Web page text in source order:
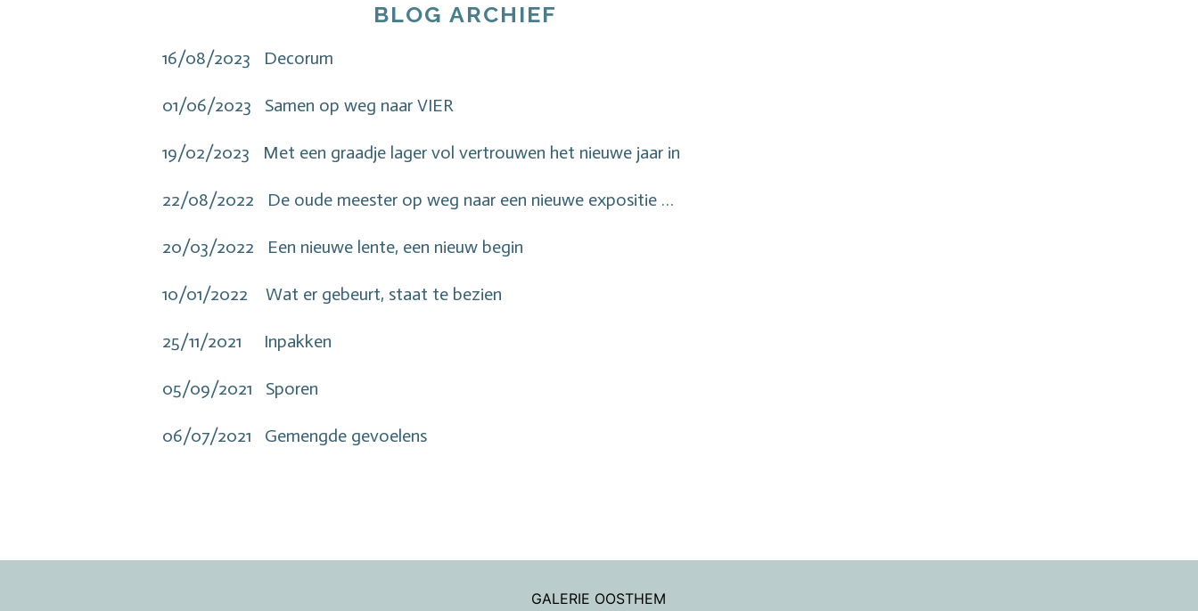
BLOG ARCHIEF
16/08/2023 Decorum
01/06/2023 Samen op weg naar VIER
19/02/2023 Met een graadje lager vol vertrouwen het nieuwe jaar in
22/08/2022 De oude meester op weg naar een nieuwe expositie …
20/03/2022 Een nieuwe lente, een nieuw begin
10/01/2022 Wat er gebeurt, staat te bezien
25/11/2021 Inpakken
05/09/2021 Sporen
06/07/2021 Gemengde gevoelens
GALERIE OOSTHEM